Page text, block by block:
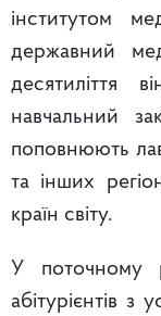
інститутом
державний
десятиліття
навчальний
поповнюють
та інших
країн світу.
У поточному
абітурієнтів з